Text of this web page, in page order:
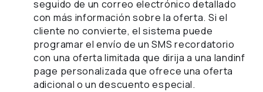
seguido de un correo electrónico detallado
con más información sobre la oferta. Si el
cliente no convierte, el sistema puede
programar el envío de un SMS recordatorio
con una oferta limitada que dirija a una landinf
page personalizada que ofrece una oferta
adicional o un descuento especial.